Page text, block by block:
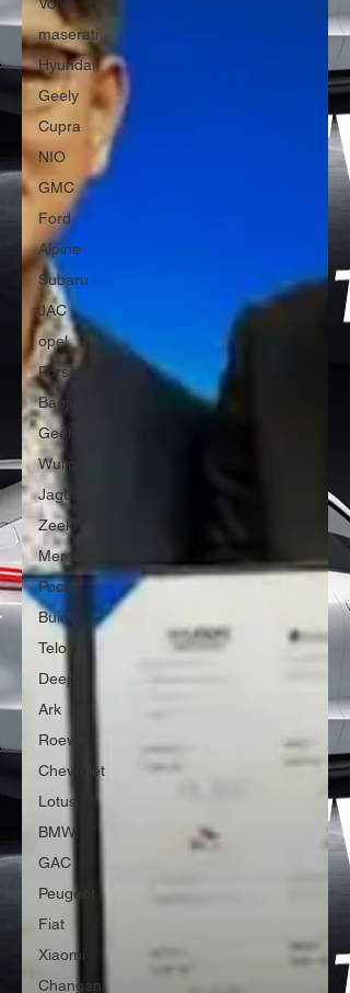
maserati
Hyundai
Geely
Cupra
NIO
GMC
Ford
Alpine
Subaru
JAC
opel
Porsche
Baojun
Geely
Wuling
Jaguar
Zeekr
Mercedes
Pocco
Buick
Telo
Deepal
Ark
Roewe
Chevrolet
Lotus
BMW
GAC
Peugeot
Fiat
Xiaomi
Changan